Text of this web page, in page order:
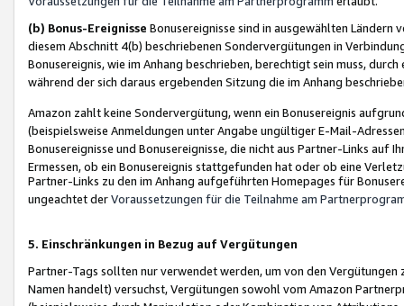
(b) Bonus-Ereignisse Bonusereignisse sind in ausgewählten Ländern
diesem Abschnitt 4(b) beschriebenen Sondervergütungen in
Bonusereignis, wie im Anhang beschrieben, berechtigt sein muss,
während der sich daraus ergebenden Sitzung die im Anhang
Amazon zahlt keine Sondervergütung, wenn ein Bonusereignis
(beispielsweise Anmeldungen unter Angabe ungültiger E-Mail-
Bonusereignisse und Bonusereignisse, die nicht aus Partner-Links auf
Ermessen, ob ein Bonusereignis stattgefunden hat oder ob eine
Partner-Links zu den im Anhang aufgeführten Homepages für
ungeachtet derVoraussetzungen für die Teilnahme am
5. Einschränkungen in Bezug auf Vergütungen
Partner-Tags sollten nur verwendet werden, um von den
Namen handelt) versuchst, Vergütungen sowohl vom Amazon